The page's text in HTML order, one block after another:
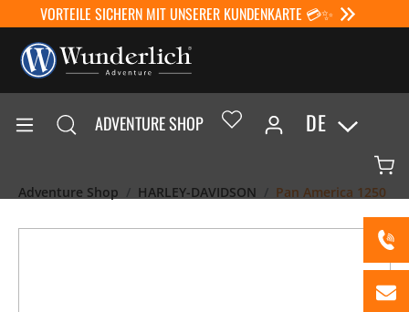
VORTEILE SICHERN MIT UNSERER KUNDENKARTE 💳✨
ADVENTURE SHOP DE
Adventure Shop HARLEY-DAVIDSON Pan America 1250